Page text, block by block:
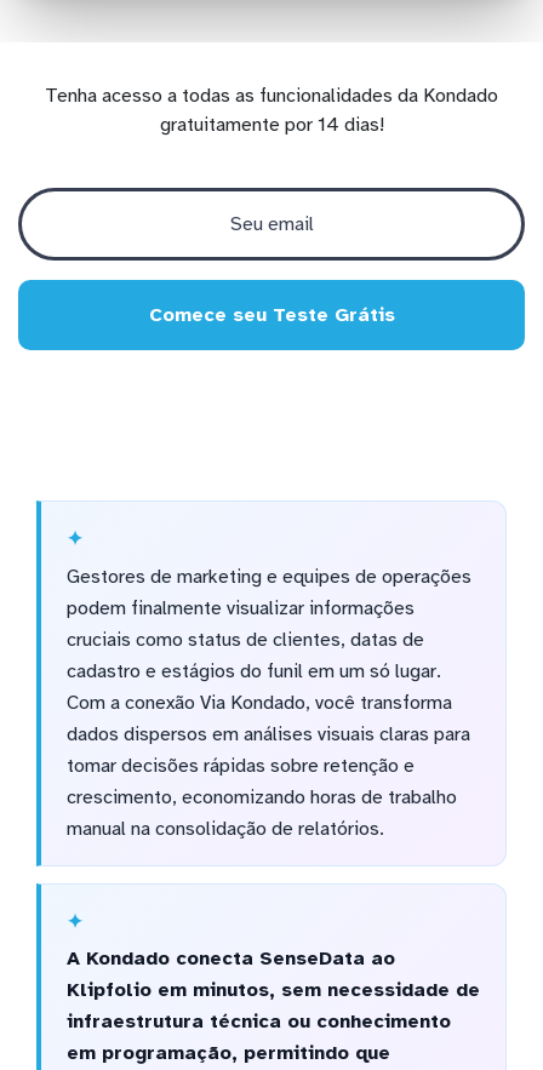
Tenha acesso a todas as funcionalidades da Kondado
gratuitamente por 14 dias!
Comece seu Teste Grátis
Gestores de marketing e equipes de operações
podem finalmente visualizar informações
cruciais como status de clientes, datas de
cadastro e estágios do funil em um só lugar.
Com a conexão Via Kondado, você transforma
dados dispersos em análises visuais claras para
tomar decisões rápidas sobre retenção e
crescimento, economizando horas de trabalho
manual na consolidação de relatórios.
A Kondado conecta SenseData ao
Klipfolio em minutos, sem necessidade de
infraestrutura técnica ou conhecimento
em programação, permitindo que